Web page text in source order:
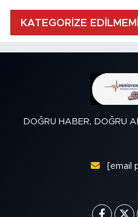
KATEGORİZE
DOĞRU HABER, DOĞRU
[email